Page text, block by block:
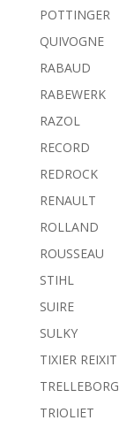
POTTINGER
QUIVOGNE
RABAUD
RABEWERK
RAZOL
RECORD
REDROCK
RENAULT
ROLLAND
ROUSSEAU
STIHL
SUIRE
SULKY
TIXIER REIXIT
TRELLEBORG
TRIOLIET